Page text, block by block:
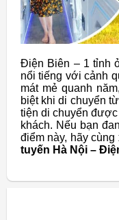
Điện Biên – 1 tỉnh
nổi tiếng với cảnh
mát mẻ quanh
biệt khi di chuyển
tiện di chuyển
khách. Nếu bạn
điểm này, hãy
tuyến Hà Nội –